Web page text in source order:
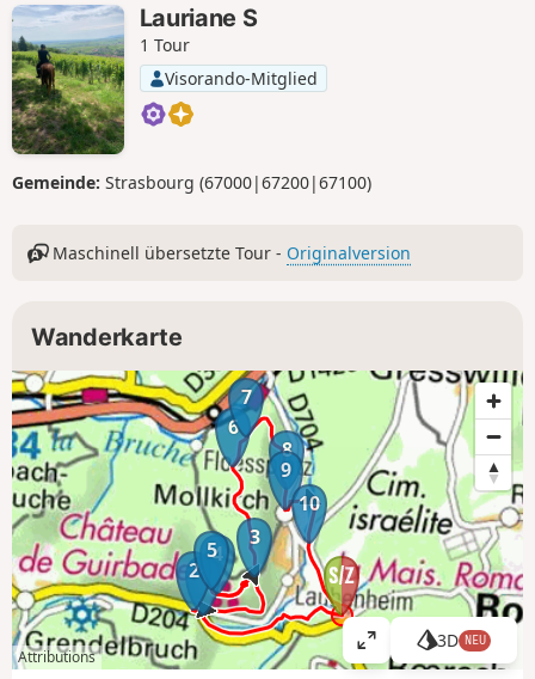
Lauriane S
1 Tour
Visorando-Mitglied
Gemeinde: Strasbourg (67000|67200|67100)
Maschinell übersetzte Tour - Originalversion
Wanderkarte
1
2
3
4
5
6
7
8
9
10
Attributions
K
3D NEU